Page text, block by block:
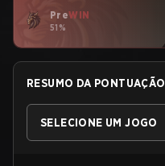
PreWIN
51%
RESUMO DA PONTUAÇÃO
SELECIONE UM JOGO